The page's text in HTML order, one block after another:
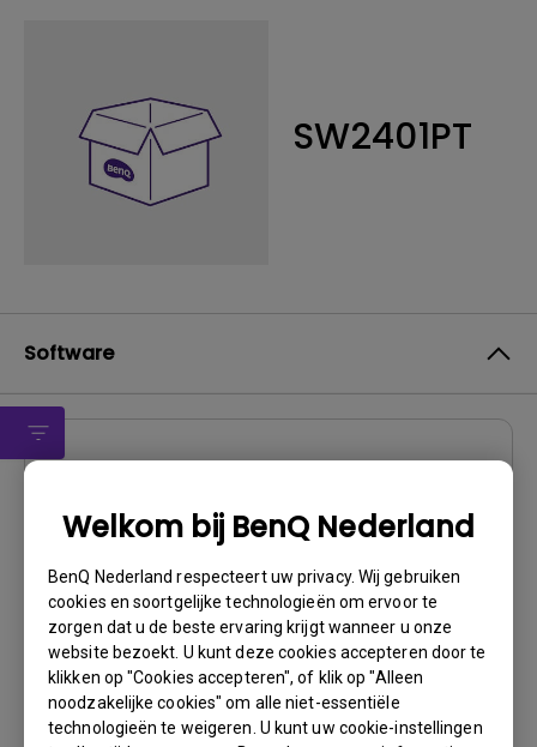
Welkom bij BenQ Nederland
BenQ Nederland respecteert uw privacy. Wij gebruiken
cookies en soortgelijke technologieën om ervoor te
zorgen dat u de beste ervaring krijgt wanneer u onze
website bezoekt. U kunt deze cookies accepteren door te
klikken op "Cookies accepteren", of klik op "Alleen
noodzakelijke cookies" om alle niet-essentiële
technologieën te weigeren. U kunt uw cookie-instellingen
SW2401PT
Software
WHQL Driver
OS Version:
MP
Update: 2015/01/20
Bestandsformaat:59.3 KB
Downloaden